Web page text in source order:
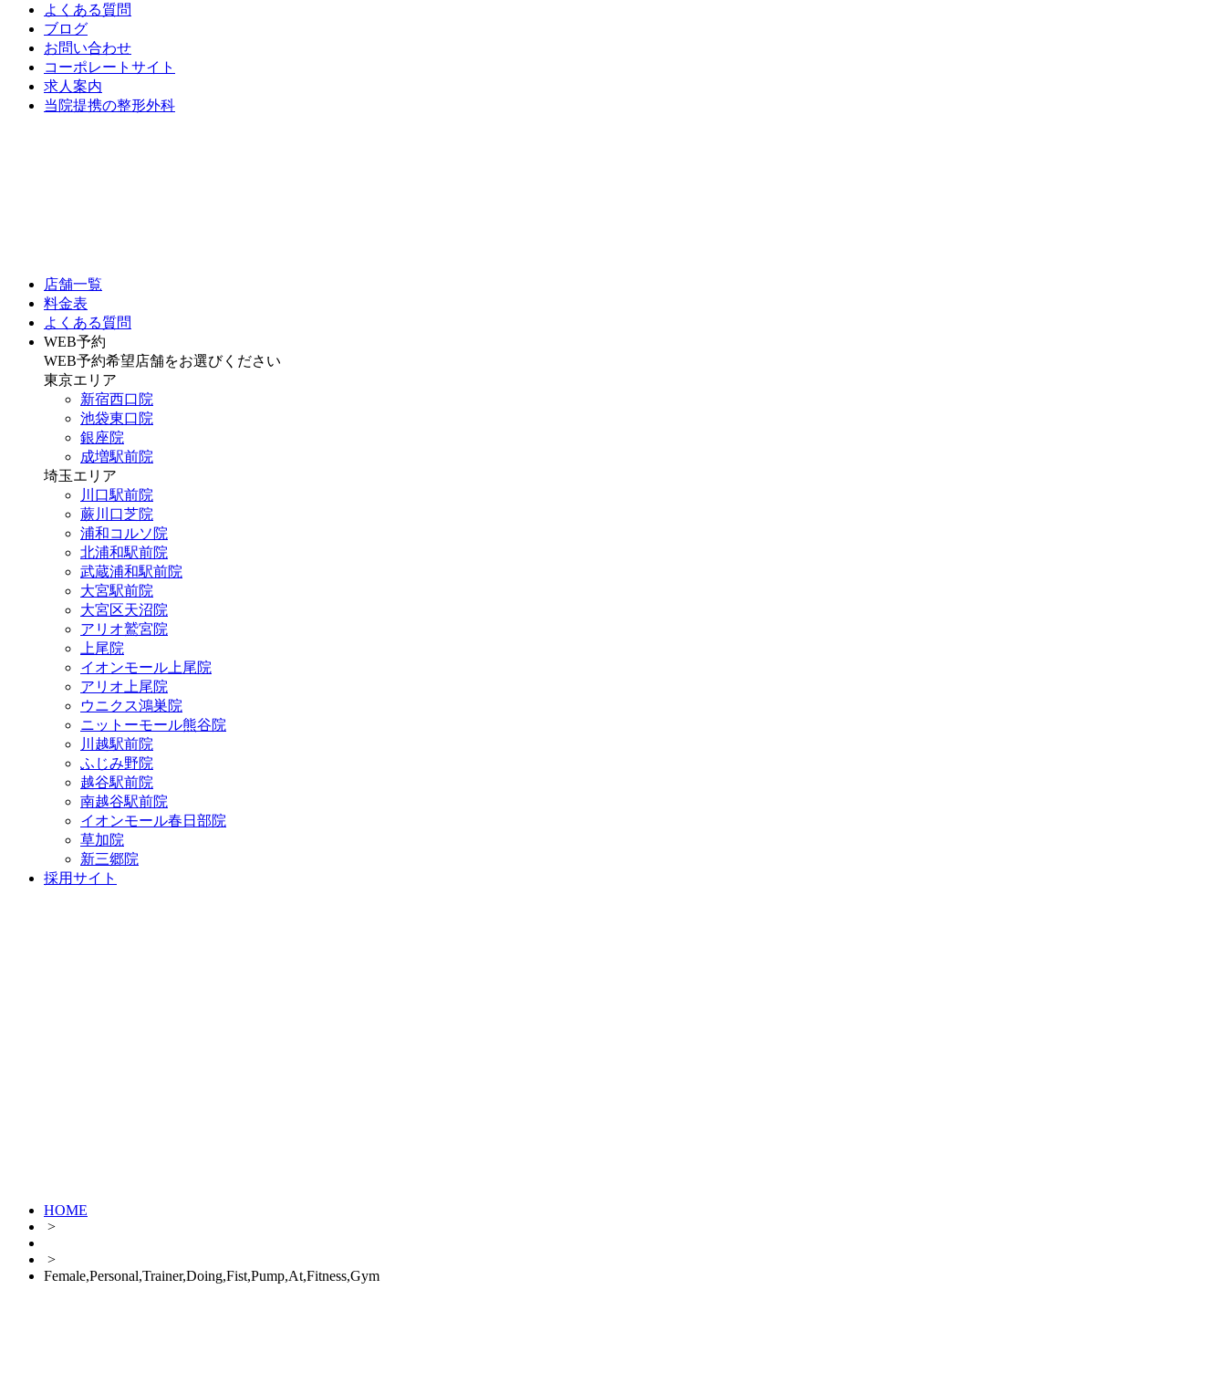
よくある質問
ブログ
お問い合わせ
コーポレートサイト
求人案内
当院提携の整形外科
店舗一覧
料金表
よくある質問
WEB予約
WEB予約希望店舗をお選びください
東京エリア
新宿西口院
池袋東口院
銀座院
成増駅前院
埼玉エリア
川口駅前院
蕨川口芝院
浦和コルソ院
北浦和駅前院
武蔵浦和駅前院
大宮駅前院
大宮区天沼院
アリオ鷲宮院
上尾院
イオンモール上尾院
アリオ上尾院
ウニクス鴻巣院
ニットーモール熊谷院
川越駅前院
ふじみ野院
越谷駅前院
南越谷駅前院
イオンモール春日部院
草加院
新三郷院
採用サイト
HOME
>
>
Female,Personal,Trainer,Doing,Fist,Pump,At,Fitness,Gym